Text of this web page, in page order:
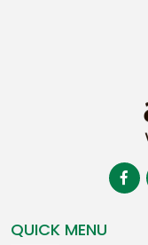
QUICK MENU